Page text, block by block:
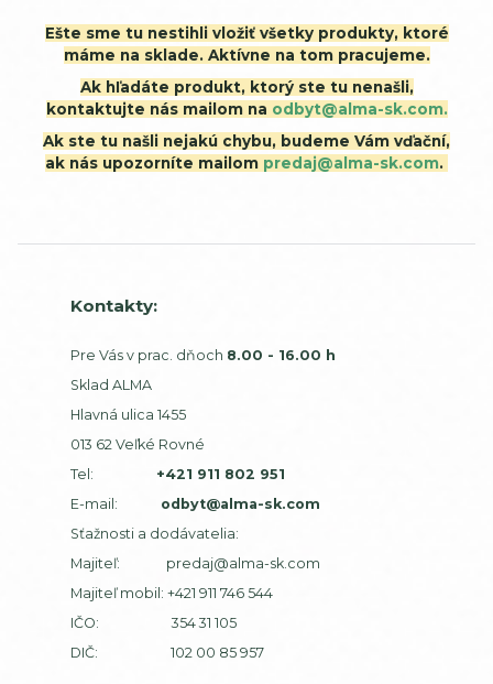
Ešte sme tu nestihli vložiť všetky produkty, ktoré
máme na sklade. Aktívne na tom pracujeme.
Ak hľadáte produkt, ktorý ste tu nenašli,
kontaktujte nás mailom na odbyt@alma-sk.com.
Ak ste tu našli nejakú chybu, budeme Vám vďační,
ak nás upozorníte mailom predaj@alma-sk.com.
Kontakty:
Pre Vás v prac. dňoch 8.00 - 16.00 h
Sklad ALMA
Hlavná ulica 1455
013 62 Veľké Rovné
Tel:
+421 911 802 951
E-mail: odbyt@alma-sk.com
Sťažnosti a dodávatelia:
Majiteľ: predaj@alma-sk.com
Majiteľ mobil: +421 911 746 544
IČO: 354 31 105
DIČ: 102 00 85 957